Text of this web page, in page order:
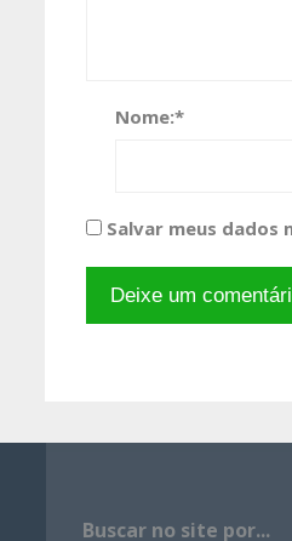
Nome:*
Salvar meus dados
Buscar no site por...